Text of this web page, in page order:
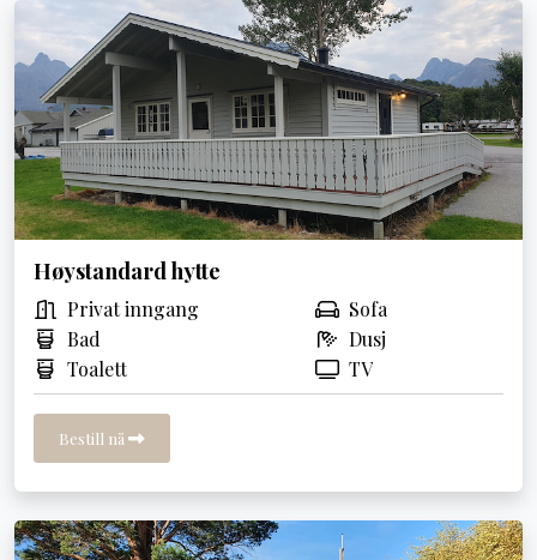
Høystandard hytte
Privat inngang
Sofa
Bad
Dusj
Toalett
TV
Bestill nå